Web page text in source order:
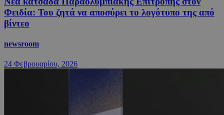
Φειδία: Του ζητά να αποσύρει το λογότυπο της από
βίντεο
newsroom
24 Φεβρουαρίου, 2026